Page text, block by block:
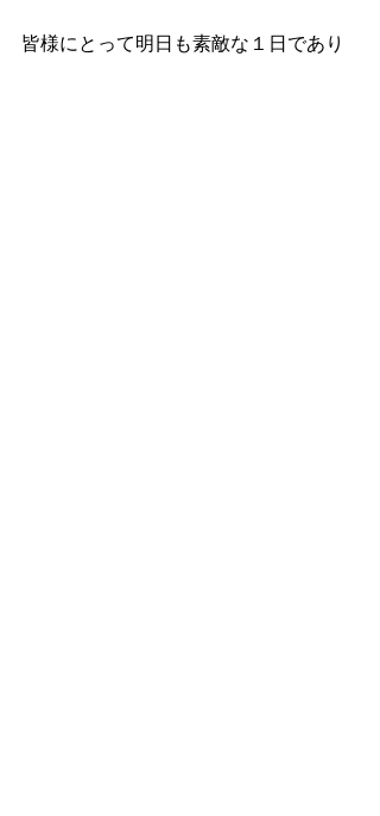
皆様にとって明日も素敵な１日であり